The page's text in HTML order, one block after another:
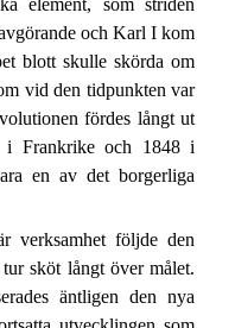
element, som striden
och Karl I kom
blott skulle skörda om
vid den tidpunkten var
fördes långt ut
i Frankrike och 1848 i
en av det borgerliga
verksamhet följde den
sköt långt över målet.
äntligen den nya